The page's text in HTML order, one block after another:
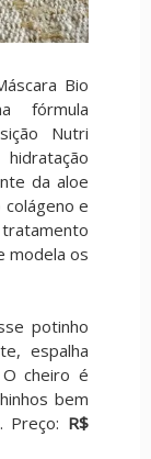
Bio
fórmula
Nutri
da aloe
e
modela os
potinho
espalha
cheiro é
bem
Preço: R$